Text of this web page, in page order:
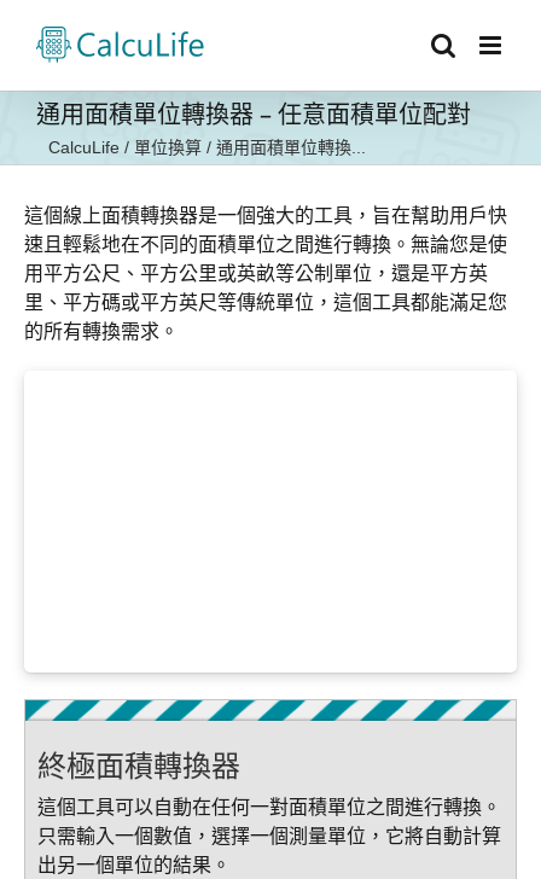
通用面積單位轉換器 – 任意面積單位配對
CalcuLife / 單位換算 / 通用面積單位轉換...
這個線上面積轉換器是一個強大的工具，旨在幫助用戶快
速且輕鬆地在不同的面積單位之間進行轉換。無論您是使
用平方公尺、平方公里或英畝等公制單位，還是平方英
里、平方碼或平方英尺等傳統單位，這個工具都能滿足您
的所有轉換需求。
終極面積轉換器
這個工具可以自動在任何一對面積單位之間進行轉換。
只需輸入一個數值，選擇一個測量單位，它將自動計算
出另一個單位的結果。